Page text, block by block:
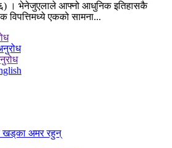
। भेनेजुएलाले आफ्नो आधुनिक इतिहासकै
विपत्तिमध्ये एकको सामना...